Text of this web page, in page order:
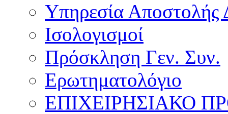
Υπηρεσία Αποστολής
Ισολογισμοί
Πρόσκληση Γεν. Συν.
Ερωτηματολόγιο
ΕΠΙΧΕΙΡΗΣΙΑΚΟ